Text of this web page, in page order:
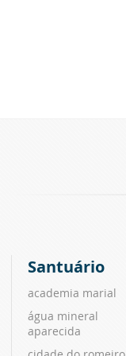
Santuário
academia marial
água mineral
aparecida